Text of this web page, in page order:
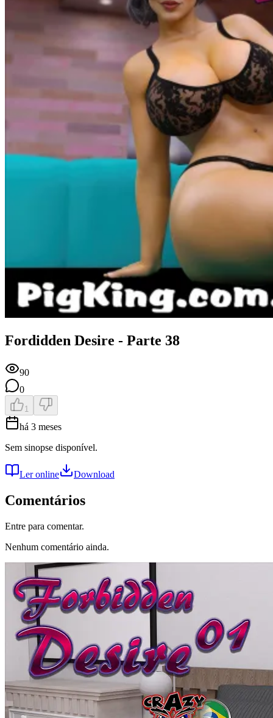
Fordidden Desire - Parte 38
90
0
1
há 3 meses
Sem sinopse disponível.
Ler online Download
Comentários
Entre para comentar.
Nenhum comentário ainda.